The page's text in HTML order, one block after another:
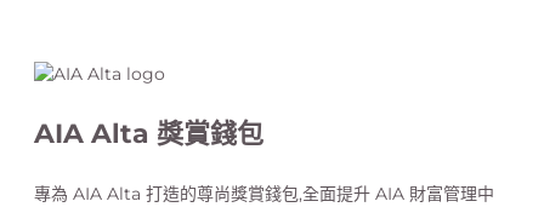
AIA Alta 獎賞錢包
專為 AIA Alta 打造的尊尚獎賞錢包,全面提升 AIA 財富管理中